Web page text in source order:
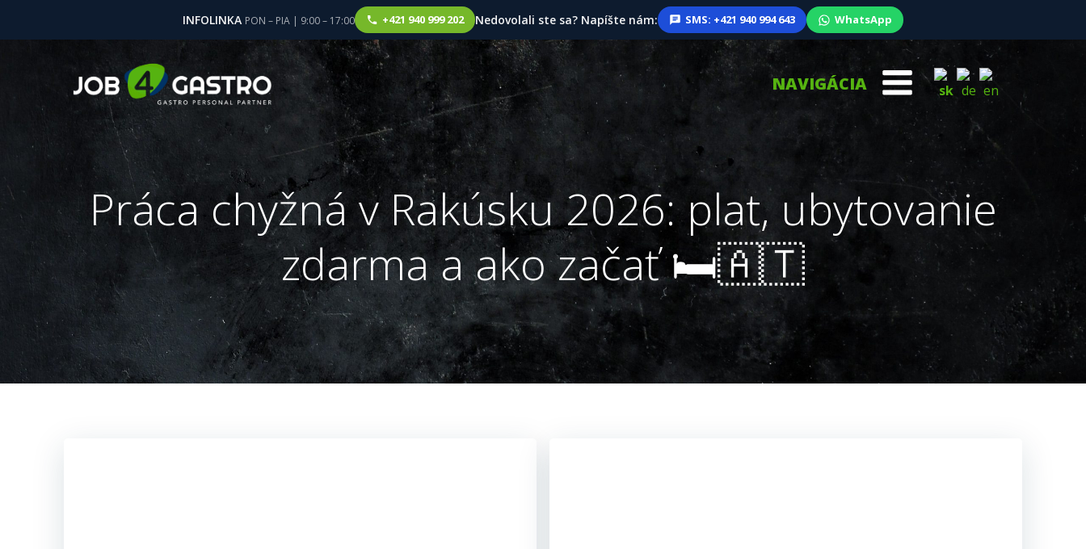
INFOLINKA PON – PIA | 9:00 – 17:00 +421 940 999 202 Nedovolali ste sa? Napíšte nám: SMS: +421 940 994 643 WhatsApp
NAVIGÁCIA
Práca chyžná v Rakúsku 2026: plat, ubytovanie
zdarma a ako začať 🛏️🇦🇹